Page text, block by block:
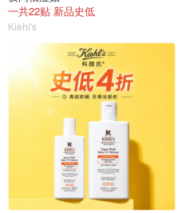
一共22贴 新品史低
Kiehl's